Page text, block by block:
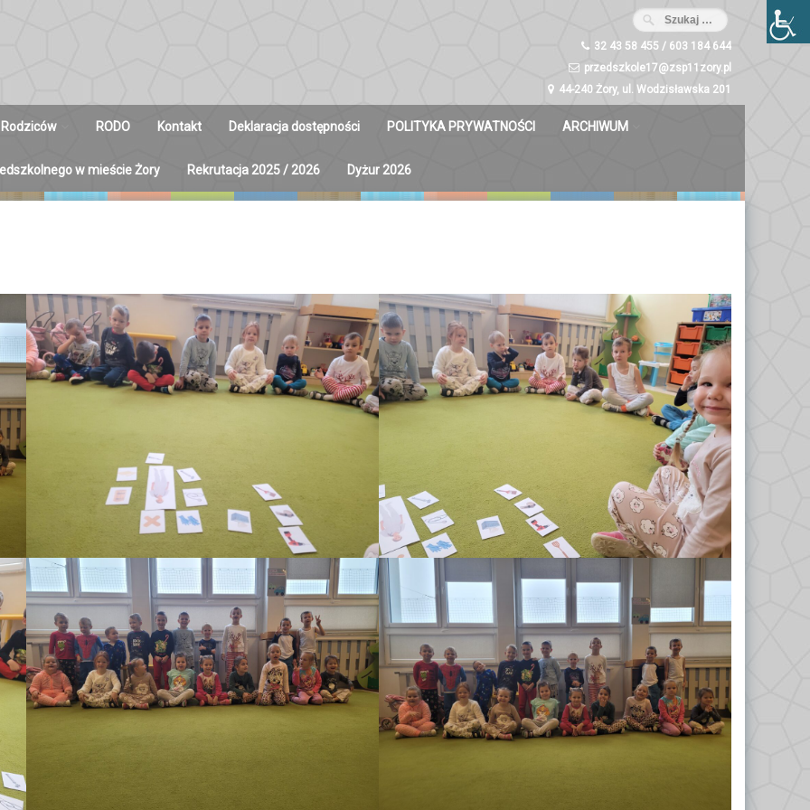
32 43 58 455 / 603 184 644
przedszkole17@zsp11zory.pl
44-240 Żory, ul. Wodzisławska 201
Rodziców RODO Kontakt Deklaracja dostępności POLITYKA PRYWATNOŚCI ARCHIWUM
Zuchy 2023/2024
Świetliki 2023/2024
Bystrzaki 2023/2024
Odkrywcy 2023/2024
Biedronki 2023/2024
Misie 2024/2025
Gwiazdeczki 2024/2025
Kropelki 2024/2025
Liski 2024/2025
Nutki 2024/2025
Odkrywcy 2024/2025
Tropiciele 2024/2025
w mieście Żory Rekrutacja 2025 / 2026 Dyżur 2026